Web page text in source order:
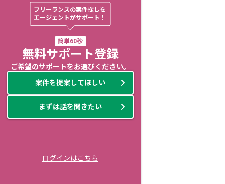
フリーランスの案件探しを
エージェントがサポート！
簡単60秒
無料サポート登録
ご希望のサポートをお選びください。
案件を提案してほしい
まずは話を聞きたい
ログインはこちら